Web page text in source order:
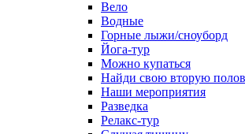
Вело
Водные
Горные лыжи/сноуборд
Йога-тур
Можно купаться
Найди свою вторую
Наши мероприятия
Разведка
Релакс-тур